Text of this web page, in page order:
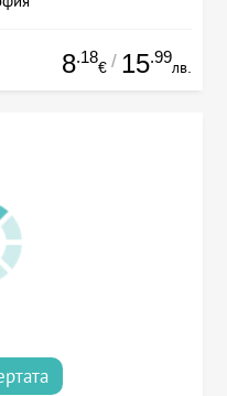
8.18
€ / 15.99
лв.